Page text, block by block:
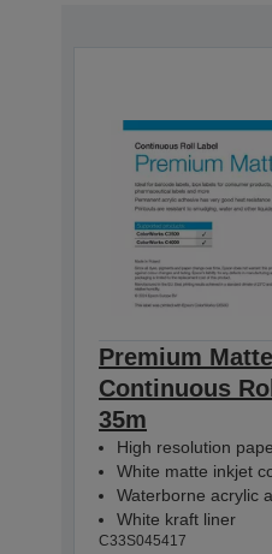
Premium
Continuous
35m
High resolution
White matte inkjet
Waterborne acrylic
White kraft liner
C33S045417